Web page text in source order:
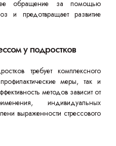
обращение за помощью
и предотвращает развитие
у подростков
требует комплексного
меры, так и
методов зависит от
индивидуальных
выраженности стрессового